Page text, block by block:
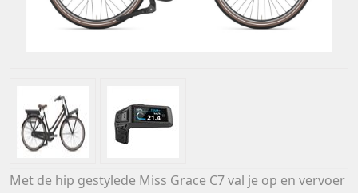
Met de hip gestylede Miss Grace C7 val je op en vervoer